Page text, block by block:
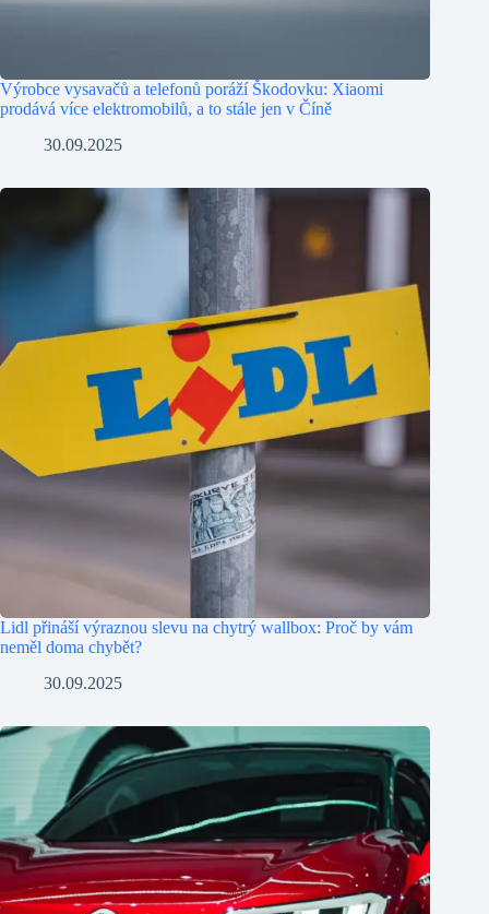
Výrobce vysavačů a telefonů poráží Škodovku: Xiaomi
prodává více elektromobilů, a to stále jen v Číně
30.09.2025
Lidl přináší výraznou slevu na chytrý wallbox: Proč by vám
neměl doma chybět?
30.09.2025